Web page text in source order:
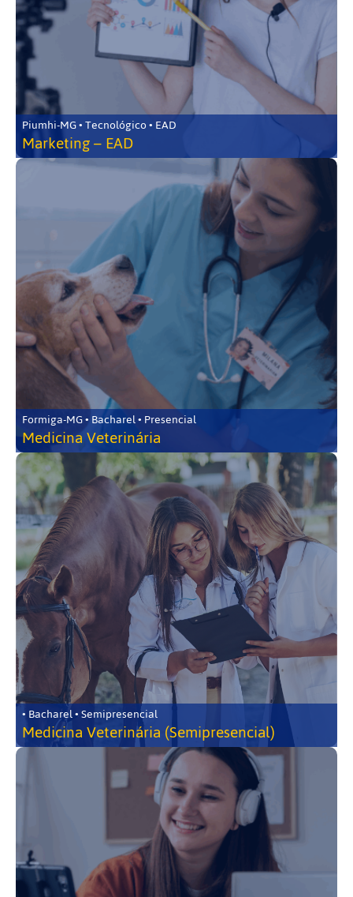
Piumhi-MG • Tecnológico • EAD
Marketing – EAD
Formiga-MG • Bacharel • Presencial
Medicina Veterinária
• Bacharel • Semipresencial
Medicina Veterinária (Semipresencial)